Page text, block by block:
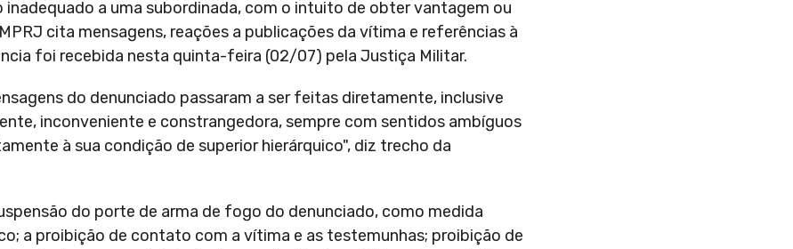
a uma subordinada, com o intuito de obter vantagem ou
cita mensagens, reações a publicações da vítima e referências à
foi recebida nesta quinta-feira (02/07) pela Justiça Militar.
do denunciado passaram a ser feitas diretamente, inclusive
inconveniente e constrangedora, sempre com sentidos ambíguos
à sua condição de superior hierárquico", diz trecho da
do porte de arma de fogo do denunciado, como medida
a proibição de contato com a vítima e as testemunhas; proibição de